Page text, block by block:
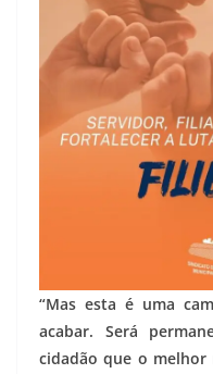
“Mas esta é uma
acabar. Será
cidadão que o